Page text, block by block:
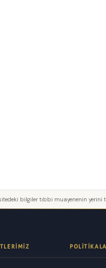
bilgiler tıbbi muayenenin yerini